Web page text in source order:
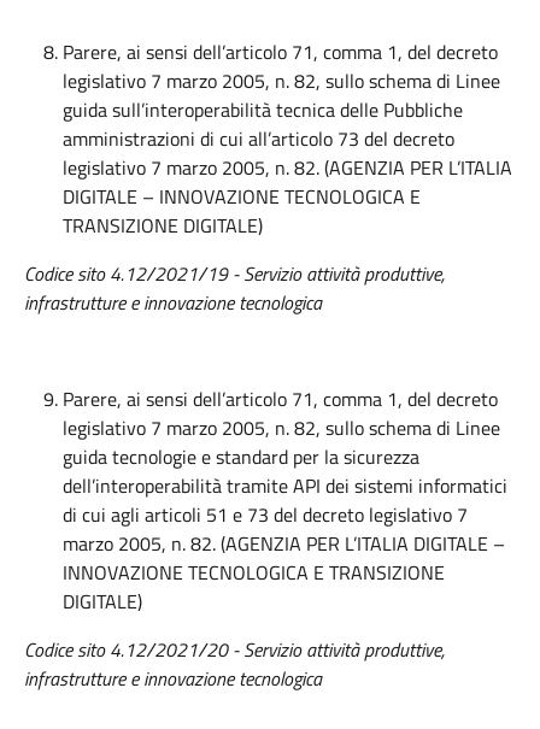
Parere, ai sensi dell’articolo 71, comma 1, del decreto
legislativo 7 marzo 2005, n. 82, sullo schema di Linee
guida sull’interoperabilità tecnica delle Pubbliche
amministrazioni di cui all’articolo 73 del decreto
legislativo 7 marzo 2005, n. 82. (AGENZIA PER L’ITALIA
DIGITALE – INNOVAZIONE TECNOLOGICA E
TRANSIZIONE DIGITALE)
Codice sito 4.12/2021/19 - Servizio attività produttive,
infrastrutture e innovazione tecnologica
Parere, ai sensi dell’articolo 71, comma 1, del decreto
legislativo 7 marzo 2005, n. 82, sullo schema di Linee
guida tecnologie e standard per la sicurezza
dell’interoperabilità tramite API dei sistemi informatici
di cui agli articoli 51 e 73 del decreto legislativo 7
marzo 2005, n. 82. (AGENZIA PER L’ITALIA DIGITALE –
INNOVAZIONE TECNOLOGICA E TRANSIZIONE
DIGITALE)
Codice sito 4.12/2021/20 - Servizio attività produttive,
infrastrutture e innovazione tecnologica